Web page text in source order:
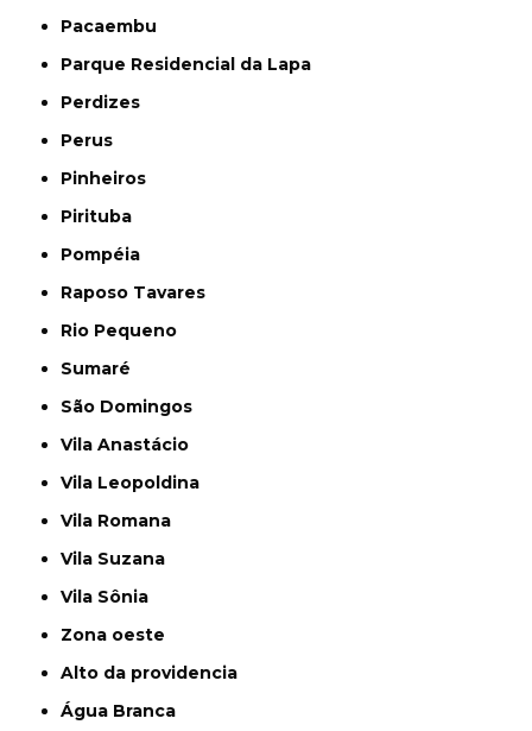
Pacaembu
Parque Residencial da Lapa
Perdizes
Perus
Pinheiros
Pirituba
Pompéia
Raposo Tavares
Rio Pequeno
Sumaré
São Domingos
Vila Anastácio
Vila Leopoldina
Vila Romana
Vila Suzana
Vila Sônia
Zona oeste
alto da providencia
Água Branca